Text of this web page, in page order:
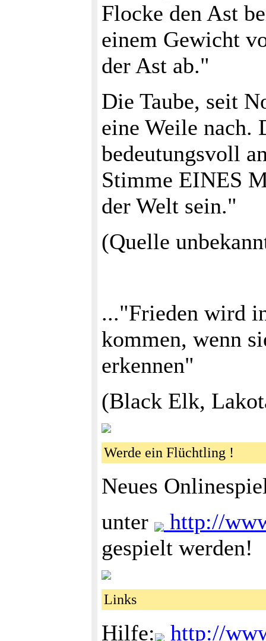
Flocke den Ast
einem Gewicht
der Ast ab."
Die Taube, seit
eine Weile nach.
bedeutungsvoll
Stimme EINES
der Welt sein."
(Quelle
..."Frieden wird
kommen, wenn
erkennen"
(Black Elk,
Werde ein Flüchtling !
Neues
unter
http://
gespielt werden!
Links
Hilfe: http://